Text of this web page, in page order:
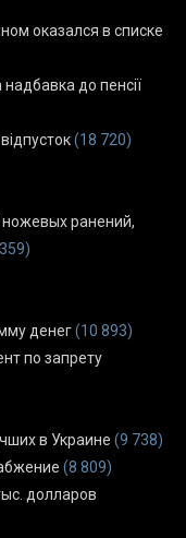
оказался в списке
надбавка до пенсії
(18 720)
ранений,
денег(10 893)
по запрету
в Украине (9 738)
(8 809)
долларов